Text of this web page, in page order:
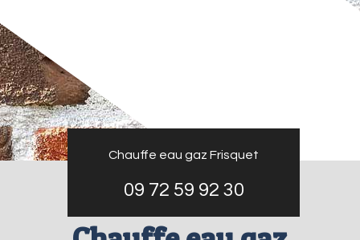
Chauffe eau gaz Frisquet
09 72 59 92 30